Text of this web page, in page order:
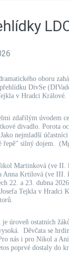
oboru
DivSe
v Hradci Králové.
zdařilým úvodem
divadlo. Porota
nejmladší
řepě" silný dojem.
Martinková (ve II.
Anna Krtilová (ve III.
22. a 23. dubna
Tejkla v Hradci
úroveň ostatních
Děvčata se
nás i pro Nikol a
poprvé dostaly do